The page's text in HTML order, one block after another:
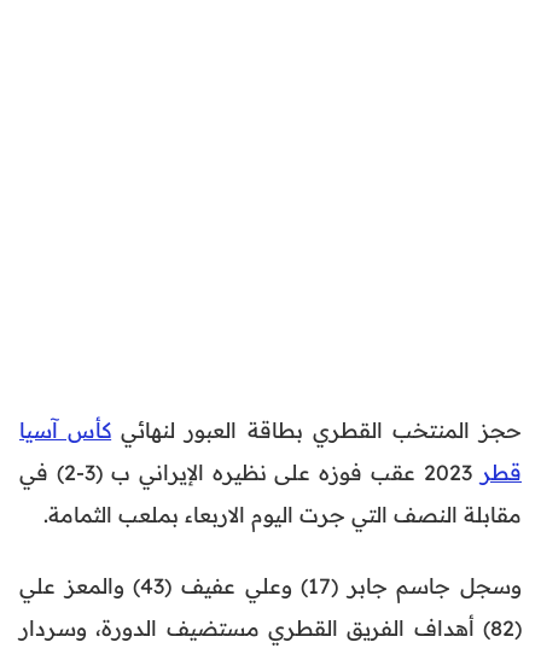
حجز المنتخب القطري بطاقة العبور لنهائي كأس آسيا
قطر
2023 عقب فوزه على نظيره الإيراني ب (3-2) في
مقابلة النصف التي جرت اليوم الاربعاء بملعب الثمامة.
وسجل جاسم جابر (17) وعلي عفيف (43) والمعز علي
(82) أهداف الفريق القطري مستضيف الدورة، وسردار